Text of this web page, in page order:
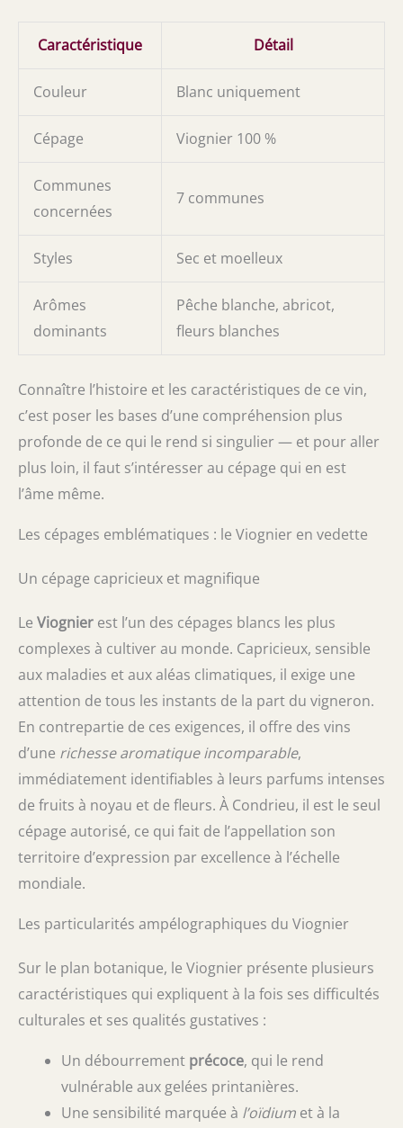
Caractéristique Détail
Couleur Blanc uniquement
Cépage Viognier 100 %
Communes
concernées
7 communes
Styles Sec et moelleux
Arômes
dominants
Pêche blanche, abricot,
fleurs blanches
Connaître l’histoire et les caractéristiques de ce vin,
c’est poser les bases d’une compréhension plus
profonde de ce qui le rend si singulier — et pour aller
plus loin, il faut s’intéresser au cépage qui en est
l’âme même.
Les cépages emblématiques : le Viognier en vedette
Un cépage capricieux et magnifique
Le Viognier est l’un des cépages blancs les plus
complexes à cultiver au monde. Capricieux, sensible
aux maladies et aux aléas climatiques, il exige une
attention de tous les instants de la part du vigneron.
En contrepartie de ces exigences, il offre des vins
d’une richesse aromatique incomparable,
immédiatement identifiables à leurs parfums intenses
de fruits à noyau et de fleurs. À Condrieu, il est le seul
cépage autorisé, ce qui fait de l’appellation son
territoire d’expression par excellence à l’échelle
mondiale.
Les particularités ampélographiques du Viognier
Sur le plan botanique, le Viognier présente plusieurs
caractéristiques qui expliquent à la fois ses difficultés
culturales et ses qualités gustatives :
Un débourrement précoce, qui le rend
vulnérable aux gelées printanières.
Une sensibilité marquée à l’oïdium et à la